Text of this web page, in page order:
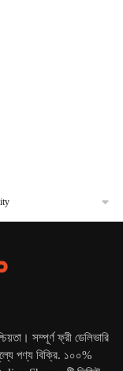
সম্পূর্ণ ফ্রী ডেলিভারি
পণ্য বিক্রি. ১০০%